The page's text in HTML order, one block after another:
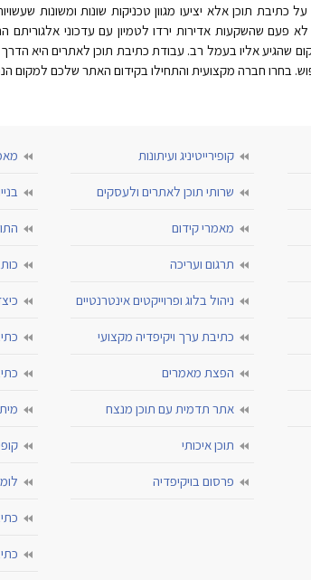
כתיבת תוכן אלא יציעו מגוון טכניקות שונות ומשונות
פעם שהשקעות אדירות ירדו לטמיון עם עדכוני אלגוריתם
שהגיע אליו בעמל רב. עבודת כתיבת תוכן לאתרים היא הדרך
בחרו חברה מקצועית והתחילו בקידום האתר שלכם למקום
קופירייטיניג ועיתונות
שרותי תוכן לאתרים ולעסקים
מאמרי קידום
תרגום ועריכה
ניהול בלוג ופרוייקטים אינטרנטיים
כתיבת ערך ויקיפדיה מקצועי
הפצת מאמרים
אתר תדמית עם תוכן מנצח
תוכן איכותי
פרסום בויקיפדיה